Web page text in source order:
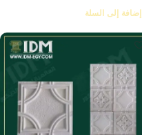
إضافة إلى السلة